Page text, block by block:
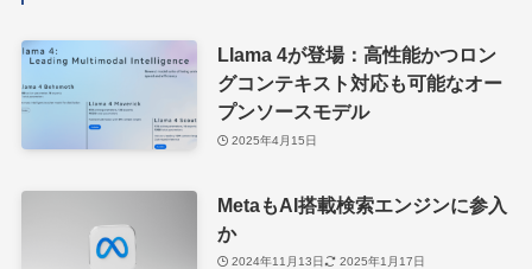
Llama 4が登場：高性能かつロン
グコンテキスト対応も可能なオー
プンソースモデル
2025年4月15日
MetaもAI搭載検索エンジンに参入
か
2024年11月13日 2025年1月17日